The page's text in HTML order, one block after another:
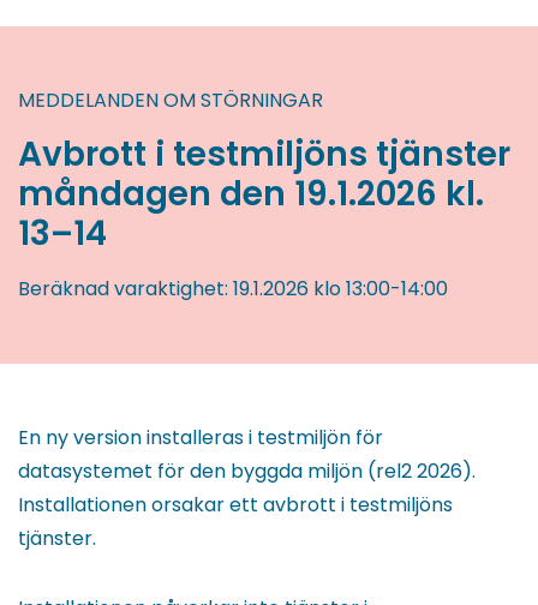
tjänst)
MEDDELANDEN OM STÖRNINGAR
Avbrott i testmiljöns tjänster
måndagen den 19.1.2026 kl.
13–14
Beräknad varaktighet: 19.1.2026 klo 13:00-14:00
En ny version installeras i testmiljön för
datasystemet för den byggda miljön (rel2 2026).
Installationen orsakar ett avbrott i testmiljöns
tjänster.